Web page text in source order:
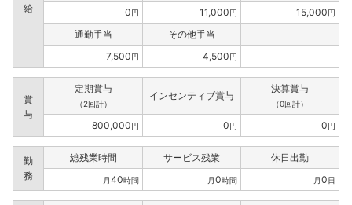
給
0円 11,000円 15,000円
通勤手当
その他手当
7,500円 4,500円
賞
与
定期賞与
（2回計）
インセンティブ賞与
決算賞与
（0回計）
800,000円 0円 0円
勤
務
総残業時間 サービス残業 休日出勤
月40時間 月0時間 月0日